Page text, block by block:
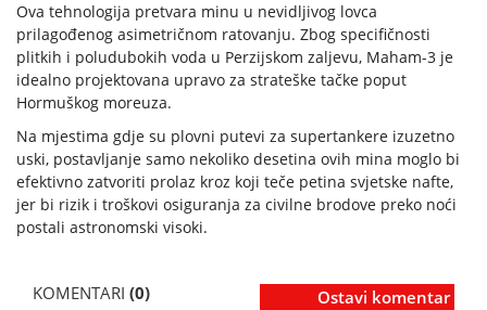
Ova tehnologija pretvara minu u nevidljivog lovca
prilagođenog asimetričnom ratovanju. Zbog specifičnosti
plitkih i poludubokih voda u Perzijskom zaljevu, Maham-3 je
idealno projektovana upravo za strateške tačke poput
Hormuškog moreuza.
Na mjestima gdje su plovni putevi za supertankere izuzetno
uski, postavljanje samo nekoliko desetina ovih mina moglo bi
efektivno zatvoriti prolaz kroz koji teče petina svjetske nafte,
jer bi rizik i troškovi osiguranja za civilne brodove preko noći
postali astronomski visoki.
KOMENTARI (0) Ostavi komentar